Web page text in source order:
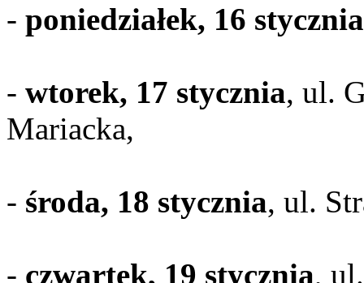
- poniedziałek, 16 stycznia
- wtorek, 17 stycznia, ul.
Mariacka,
- środa, 18 stycznia, ul.
- czwartek, 19 stycznia,